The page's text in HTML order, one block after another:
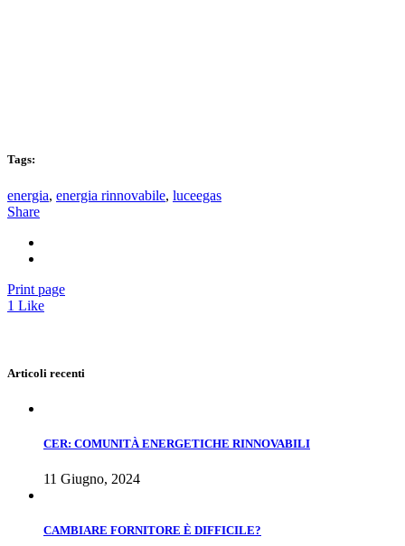
Tags:
energia, energia rinnovabile, luceegas
Share
Print page
1 Like
Articoli recenti
CER: COMUNITÀ ENERGETICHE RINNOVABILI
11 Giugno, 2024
CAMBIARE FORNITORE È DIFFICILE?